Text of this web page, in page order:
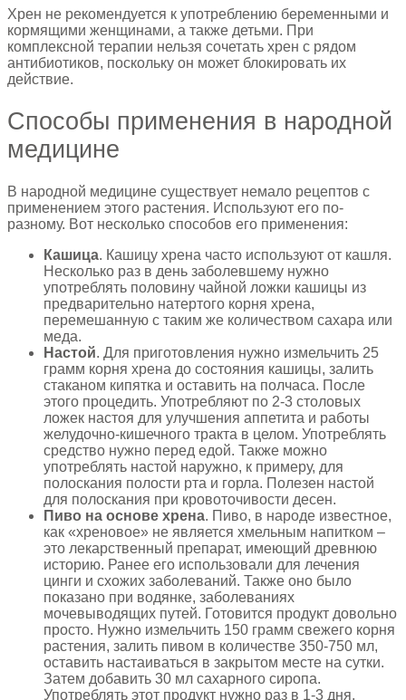
Хрен не рекомендуется к употреблению беременными и
кормящими женщинами, а также детьми. При
комплексной терапии нельзя сочетать хрен с рядом
антибиотиков, поскольку он может блокировать их
действие.
Способы применения в народной
медицине
В народной медицине существует немало рецептов с
применением этого растения. Используют его по-
разному. Вот несколько способов его применения:
Кашица. Кашицу хрена часто используют от кашля.
Несколько раз в день заболевшему нужно
употреблять половину чайной ложки кашицы из
предварительно натертого корня хрена,
перемешанную с таким же количеством сахара или
меда.
Настой. Для приготовления нужно измельчить 25
грамм корня хрена до состояния кашицы, залить
стаканом кипятка и оставить на полчаса. После
этого процедить. Употребляют по 2-3 столовых
ложек настоя для улучшения аппетита и работы
желудочно-кишечного тракта в целом. Употреблять
средство нужно перед едой. Также можно
употреблять настой наружно, к примеру, для
полоскания полости рта и горла. Полезен настой
для полоскания при кровоточивости десен.
Пиво на основе хрена. Пиво, в народе известное,
как «хреновое» не является хмельным напитком –
это лекарственный препарат, имеющий древнюю
историю. Ранее его использовали для лечения
цинги и схожих заболеваний. Также оно было
показано при водянке, заболеваниях
мочевыводящих путей. Готовится продукт довольно
просто. Нужно измельчить 150 грамм свежего корня
растения, залить пивом в количестве 350-750 мл,
оставить настаиваться в закрытом месте на сутки.
Затем добавить 30 мл сахарного сиропа.
Употреблять этот продукт нужно раз в 1-3 дня.